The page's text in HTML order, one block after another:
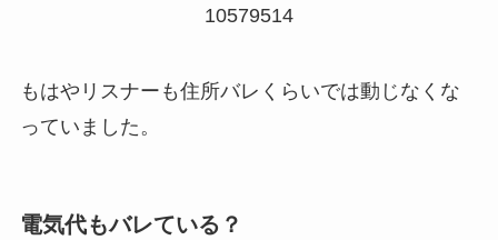
10579514
もはやリスナーも住所バレくらいでは動じなくな
っていました。
電気代もバレている？